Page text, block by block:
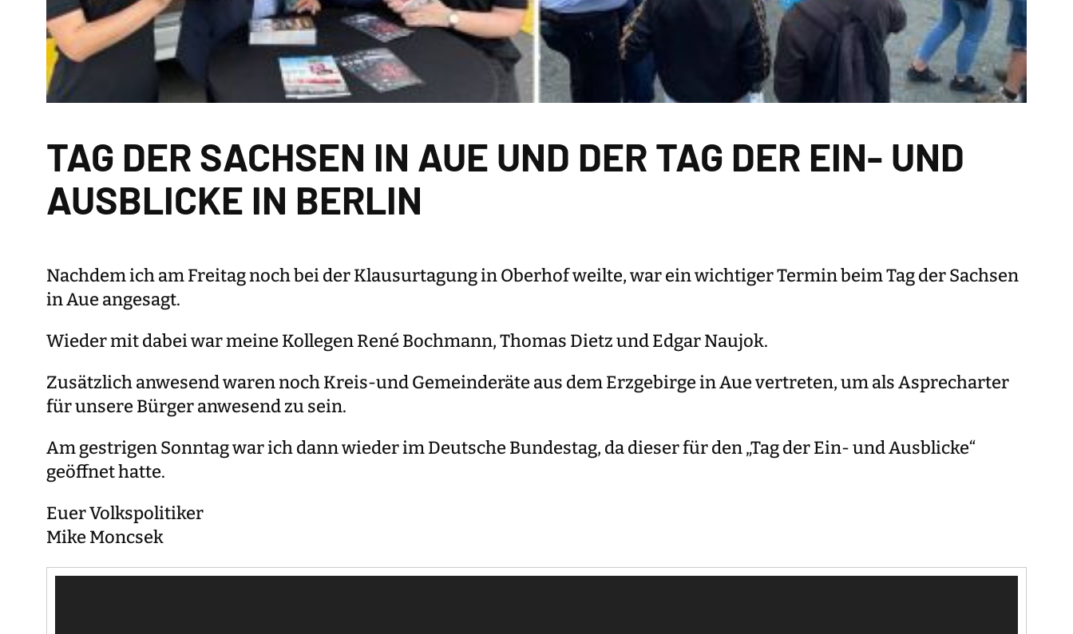
TAG DER SACHSEN IN AUE UND DER TAG DER EIN- UND
AUSBLICKE IN BERLIN
Nachdem ich am Freitag noch bei der Klausurtagung in Oberhof weilte, war ein wichtiger Termin beim Tag der Sachsen
in Aue angesagt.
Wieder mit dabei war meine Kollegen René Bochmann, Thomas Dietz und Edgar Naujok.
Zusätzlich anwesend waren noch Kreis-und Gemeinderäte aus dem Erzgebirge in Aue vertreten, um als Asprecharter
für unsere Bürger anwesend zu sein.
Am gestrigen Sonntag war ich dann wieder im Deutsche Bundestag, da dieser für den „Tag der Ein- und Ausblicke“
geöffnet hatte.
Euer Volkspolitiker
Mike Moncsek